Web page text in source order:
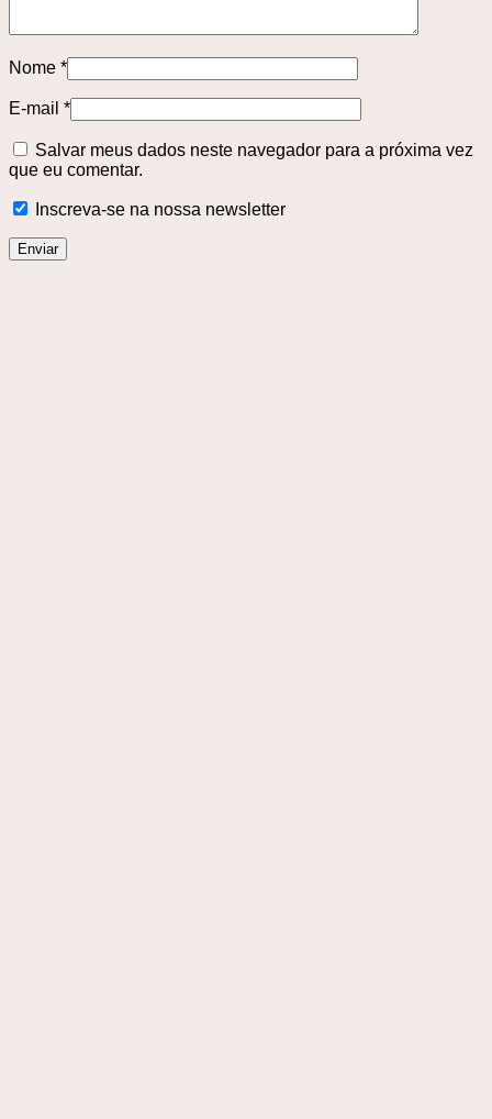
Nome *
E-mail *
Salvar meus dados neste navegador para a próxima vez
que eu comentar.
Inscreva-se na nossa newsletter